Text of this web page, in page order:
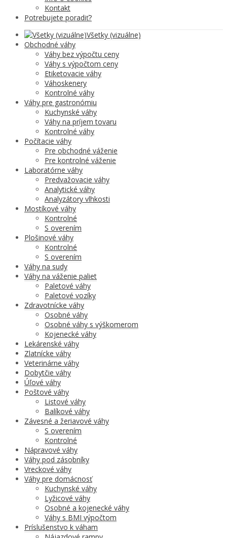
Kontakt
Potrebujete poradiť?
Všetky (vizuálne)
Obchodné váhy
Váhy bez výpočtu ceny
Váhy s výpočtom ceny
Etiketovacie váhy
Váhoskenery
Kontrolné váhy
Váhy pre gastronómiu
Kuchynské váhy
Váhy na príjem tovaru
Kontrolné váhy
Počítacie váhy
Pre obchodné váženie
Pre kontrolné váženie
Laboratórne váhy
Predvažovacie váhy
Analytické váhy
Analyzátory vlhkosti
Mostíkové váhy
Kontrolné
S overením
Plošinové váhy
Kontrolné
S overením
Váhy na sudy
Váhy na váženie paliet
Paletové váhy
Paletové vozíky
Zdravotnícke váhy
Osobné váhy
Osobné váhy s výškomerom
Kojenecké váhy
Lekárenské váhy
Zlatnícke váhy
Veterinárne váhy
Dobytčie váhy
Úľové váhy
Poštové váhy
Listové váhy
Balíkové váhy
Závesné a žeriavové váhy
S overením
Kontrolné
Nápravové váhy
Váhy pod zásobníky
Vreckové váhy
Váhy pre domácnosť
Kuchynské váhy
Lyžicové váhy
Osobné a kojenecké váhy
Váhy s BMI výpočtom
Príslušenstvo k váham